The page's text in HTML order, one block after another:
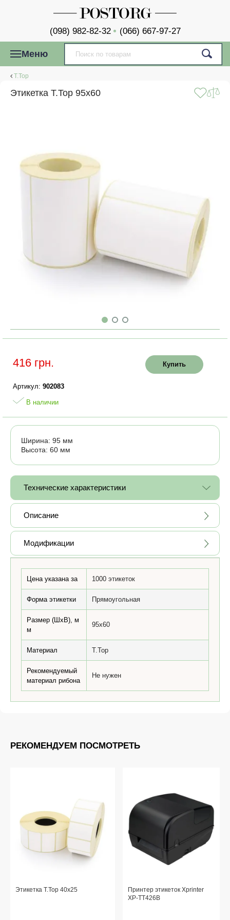
(098) 982-82-32 (066) 667-97-27
Меню
T.Top
Этикетка T.Top 95x60
416 грн. Купить
Артикул: 902083
В наличии
Ширина: 95 мм
Высота: 60 мм
Технические характеристики
Описание
Модификации
Цена указана за 1000 этикеток
Форма этикетки Прямоугольная
Размер (ШхВ), м
м
95x60
Материал T.Top
Рекомендуемый
материал рибона
Не нужен
РЕКОМЕНДУЕМ ПОСМОТРЕТЬ
Этикетка T.Top 40x25
Принтер этикеток Xprinter
XP-TT426B